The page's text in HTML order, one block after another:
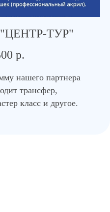
"ЦЕНТР-ТУР"
р.
нашего партнера
трансфер,
класс и другое.